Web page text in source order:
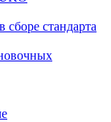
стандарта